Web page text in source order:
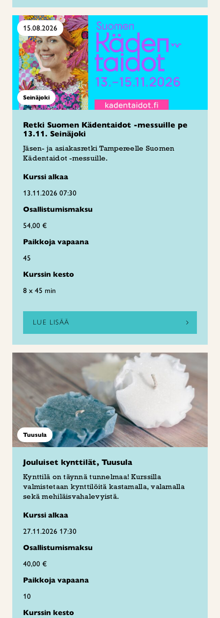
15.08.2026
Seinäjoki
Retki Suomen Kädentaidot -messuille pe
13.11. Seinäjoki
Jäsen- ja asiakasretki Tampereelle Suomen
Kädentaidot -messuille.
Kurssi alkaa
13.11.2026 07:30
Osallistumismaksu
54,00 €
Paikkoja vapaana
45
Kurssin kesto
8 x 45 min
LUE LISÄÄ
Tuusula
Jouluiset kynttilät, Tuusula
Kynttilä on täynnä tunnelmaa! Kurssilla
valmistetaan kynttilöitä kastamalla, valamalla
sekä mehiläisvahalevyistä.
Kurssi alkaa
27.11.2026 17:30
Osallistumismaksu
40,00 €
Paikkoja vapaana
10
Kurssin kesto